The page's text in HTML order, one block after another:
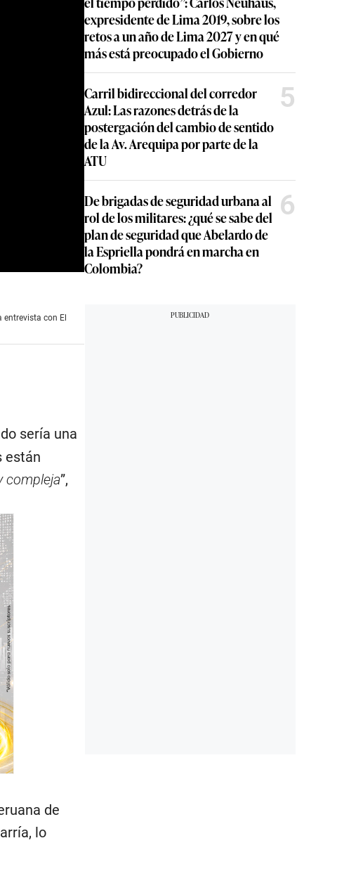
con El
sería una
están
compleja”,
de
lo
expresidente de Lima 2019, sobre los
retos a un año de Lima 2027 y en qué
más está preocupado el Gobierno
Carril bidireccional del corredor
Azul: Las razones detrás de la
postergación del cambio de sentido
de la Av. Arequipa por parte de la
ATU
5
De brigadas de seguridad urbana al
rol de los militares: ¿qué se sabe del
plan de seguridad que Abelardo de
la Espriella pondrá en marcha en
Colombia?
6